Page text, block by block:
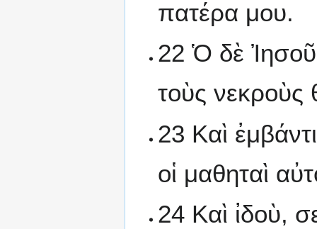
πατέρα μου.
22 Ὁ δὲ
τοὺς νεκροὺς
23 Καὶ
οἱ μαθηταὶ
24 Καὶ ἰδοὺ,